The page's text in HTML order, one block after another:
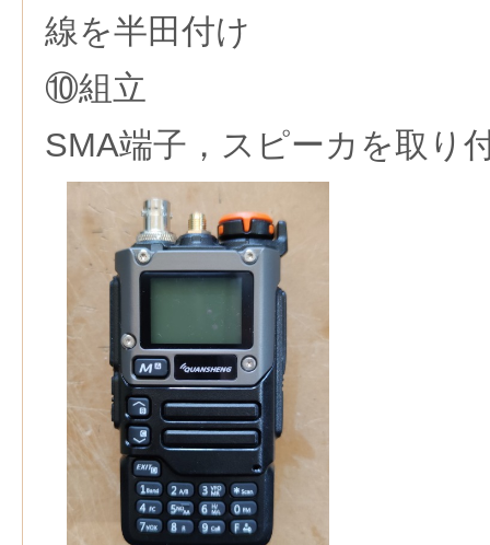
線を半田付け
⑩組立
SMA端子，スピーカを取り